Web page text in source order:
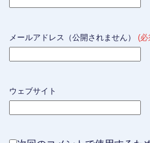
メールアドレス（公開されません） (必
ウェブサイト